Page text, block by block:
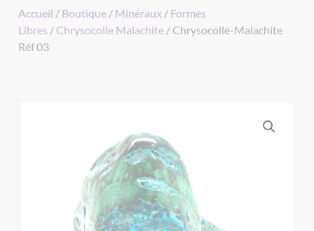
Accueil / Boutique / Minéraux / Formes
Libres / Chrysocolle Malachite / Chrysocolle-Malachite
Réf 03